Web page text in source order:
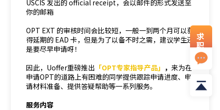
USCIS 发出的 official receipt，会以邮件的形式发送至
你的邮箱
OPT EXT 的审核时间会比较短，一般一到两个月可以获
得延期的 EAD 卡，但是为了以备不时之需，建议学生还
是要尽早申请呀！
因此，Uoffer重磅推出 「OPT专家指导产品」 ， 来为在
申请OPT的道路上有困难的同学提供跟踪申请进度、申
请材料准备、提供答疑帮助等一系列服务。
服务内容
求
职
资
料